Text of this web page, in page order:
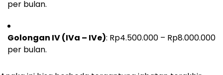
per bulan.
Golongan IV (IVa – IVe): Rp4.500.000 – Rp8.000.000
per bulan.